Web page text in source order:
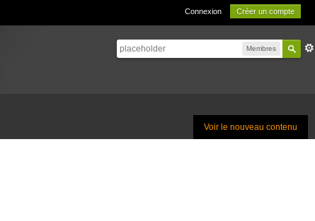
Connexion Créer un compte
Membres
Voir le nouveau contenu